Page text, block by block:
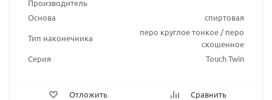
Производитель
Основа
спиртовая
Тип наконечника
перо круглое тонкое / перо
скошенное
Серия
Touch Twin
Отложить Сравнить